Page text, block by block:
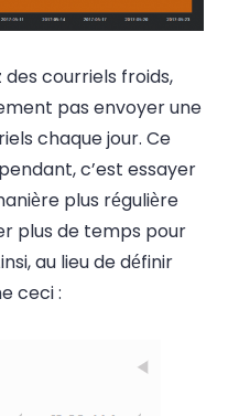
des courriels froids,
pas envoyer une
chaque jour. Ce
c’est essayer
plus régulière
plus de temps pour
au lieu de définir
ceci :